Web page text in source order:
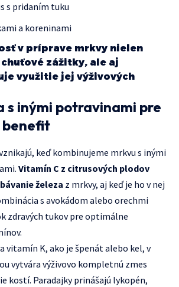
s pridaním tuku
a koreninami
v príprave mrkvy nielen
zážitky, ale aj
využitie jej výživových
s inými potravinami pre
benefit
keď kombinujeme mrkvu s inými
Vitamín C z citrusových plodov
železa z mrkvy, aj keď je ho v nej
s avokádom alebo orechmi
zdravých tukov pre optimálne
vitamín K, ako je špenát alebo kel, v
vytvára výživovo kompletnú zmes
kostí. Paradajky prinášajú lykopén,